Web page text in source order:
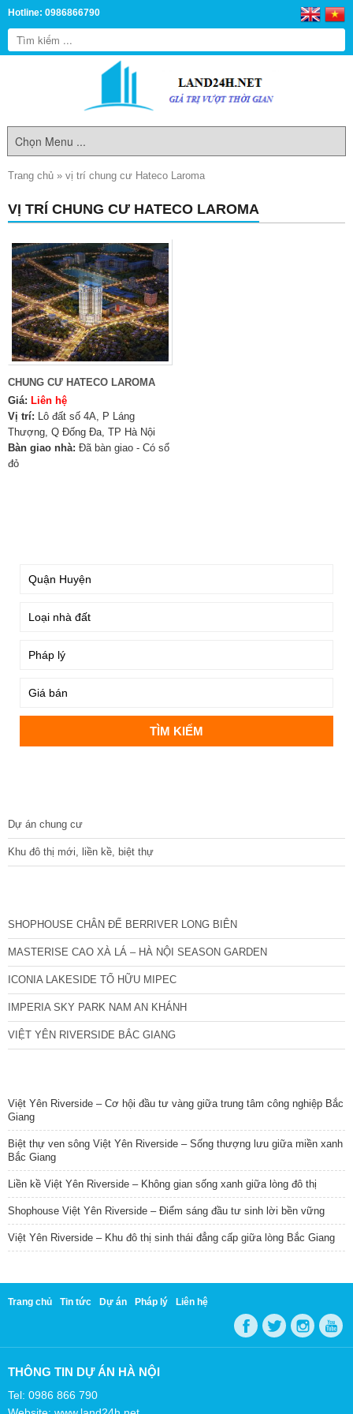
Hotline: 0986866790
Trang chủ » vị trí chung cư Hateco Laroma
VỊ TRÍ CHUNG CƯ HATECO LAROMA
CHUNG CƯ HATECO LAROMA
Giá: Liên hệ
Vị trí: Lô đất số 4A, P Láng
Thượng, Q Đống Đa, TP Hà Nội
Bàn giao nhà: Đã bàn giao - Có sổ
đỏ
Dự án chung cư
Khu đô thị mới, liền kề, biệt thự
SHOPHOUSE CHÂN ĐẾ BERRIVER LONG BIÊN
MASTERISE CAO XÀ LÁ – HÀ NỘI SEASON GARDEN
ICONIA LAKESIDE TỐ HỮU MIPEC
IMPERIA SKY PARK NAM AN KHÁNH
VIỆT YÊN RIVERSIDE BẮC GIANG
Việt Yên Riverside – Cơ hội đầu tư vàng giữa trung tâm công nghiệp Bắc
Giang
Biệt thự ven sông Việt Yên Riverside – Sống thượng lưu giữa miền xanh
Bắc Giang
Liền kề Việt Yên Riverside – Không gian sống xanh giữa lòng đô thị
Shophouse Việt Yên Riverside – Điểm sáng đầu tư sinh lời bền vững
Việt Yên Riverside – Khu đô thị sinh thái đẳng cấp giữa lòng Bắc Giang
Trang chủ Tin tức Dự án Pháp lý Liên hệ
THÔNG TIN DỰ ÁN HÀ NỘI
Tel: 0986 866 790